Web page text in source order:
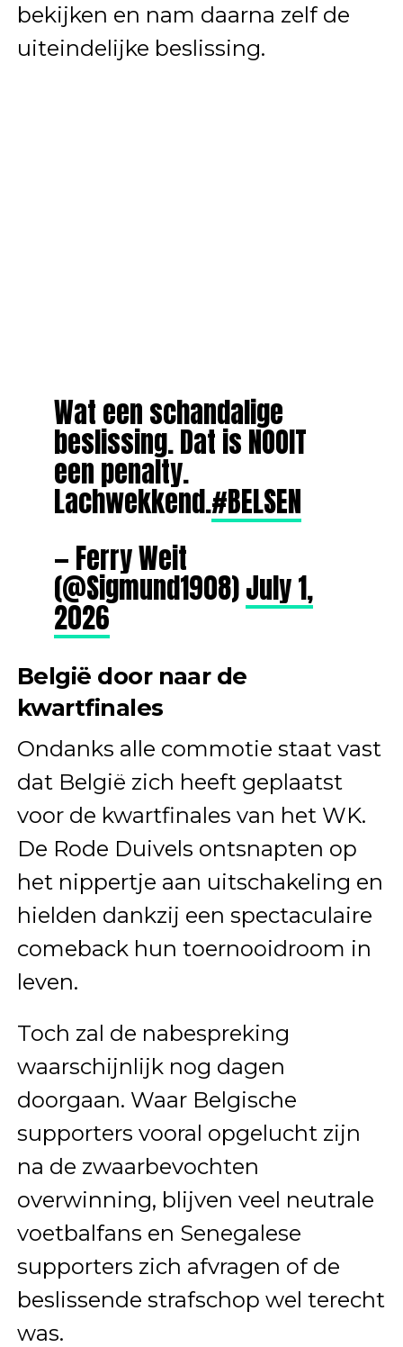
bekijken en nam daarna zelf de
uiteindelijke beslissing.
Wat een schandalige
beslissing. Dat is NOOIT
een penalty.
Lachwekkend.#BELSEN
— Ferry Weit
(@Sigmund1908)July 1,
2026
België door naar de
kwartfinales
Ondanks alle commotie staat vast
dat België zich heeft geplaatst
voor de kwartfinales van het WK.
De Rode Duivels ontsnapten op
het nippertje aan uitschakeling en
hielden dankzij een spectaculaire
comeback hun toernooidroom in
leven.
Toch zal de nabespreking
waarschijnlijk nog dagen
doorgaan. Waar Belgische
supporters vooral opgelucht zijn
na de zwaarbevochten
overwinning, blijven veel neutrale
voetbalfans en Senegalese
supporters zich afvragen of de
beslissende strafschop wel terecht
was.